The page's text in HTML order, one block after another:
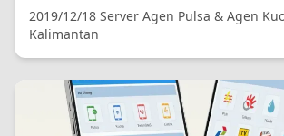
2019/12/18 Server Agen Pulsa & Agen
Kalimantan